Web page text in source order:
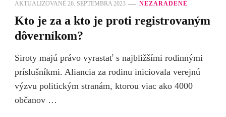
AKTUALIZOVANÉ 26. SEPTEMBRA 2023 NEZARADENÉ
Kto je za a kto je proti registrovaným
dôverníkom?
Siroty majú právo vyrastať s najbližšími rodinnými
príslušníkmi. Aliancia za rodinu iniciovala verejnú
výzvu politickým stranám, ktorou viac ako 4000
občanov …